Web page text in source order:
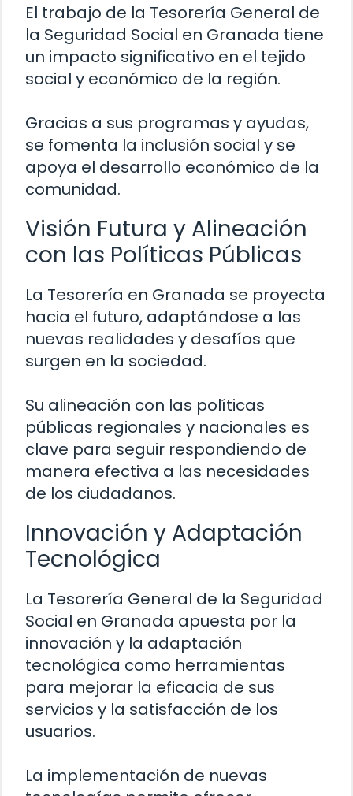
El trabajo de la Tesorería General de
la Seguridad Social en Granada tiene
un impacto significativo en el tejido
social y económico de la región.
Gracias a sus programas y ayudas,
se fomenta la inclusión social y se
apoya el desarrollo económico de la
comunidad.
Visión Futura y Alineación
con las Políticas Públicas
La Tesorería en Granada se proyecta
hacia el futuro, adaptándose a las
nuevas realidades y desafíos que
surgen en la sociedad.
Su alineación con las políticas
públicas regionales y nacionales es
clave para seguir respondiendo de
manera efectiva a las necesidades
de los ciudadanos.
Innovación y Adaptación
Tecnológica
La Tesorería General de la Seguridad
Social en Granada apuesta por la
innovación y la adaptación
tecnológica como herramientas
para mejorar la eficacia de sus
servicios y la satisfacción de los
usuarios.
La implementación de nuevas